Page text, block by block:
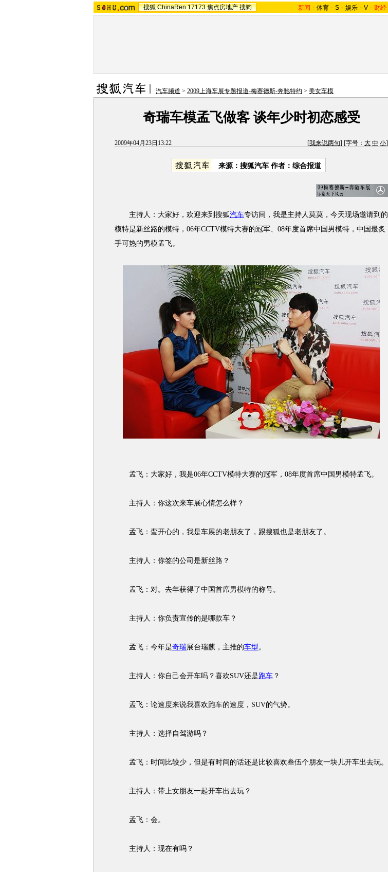
搜狐 ChinaRen 17173 焦点房地产 搜狗 新闻 - 体育 - S - 娱乐 - V - 财经
汽车频道 > 2009上海车展专题报道-梅赛德斯-奔驰特约 > 美女车模
奇瑞车模孟飞做客 谈年少时初恋感受
2009年04月23日13:22 [我来说两句] [字号： 大 中 小]
来源：搜狐汽车 作者：综合报道
主持人：大家好，欢迎来到搜狐汽车专访间，我是主持人莫莫，今天现场邀请到的
模特是新丝路的模特，06年CCTV模特大赛的冠军、08年度首席中国男模特，中国最炙
手可热的男模孟飞。
孟飞：大家好，我是06年CCTV模特大赛的冠军，08年度首席中国男模特孟飞。
主持人：你这次来车展心情怎么样？
孟飞：蛮开心的，我是车展的老朋友了，跟搜狐也是老朋友了。
主持人：你签的公司是新丝路？
孟飞：对。去年获得了中国首席男模特的称号。
主持人：你负责宣传的是哪款车？
孟飞：今年是奇瑞展台瑞麒，主推的车型。
主持人：你自己会开车吗？喜欢SUV还是跑车 ？
孟飞：论速度来说我喜欢跑车的速度，SUV的气势。
主持人：选择自驾游吗？
孟飞：时间比较少，但是有时间的话还是比较喜欢叁伍个朋友一块儿开车出去玩。
主持人：带上女朋友一起开车出去玩？
孟飞：会。
主持人：现在有吗？